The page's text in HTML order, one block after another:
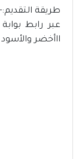
طريقة التقديم:-
عبر رابط
ااأخضر والأسود